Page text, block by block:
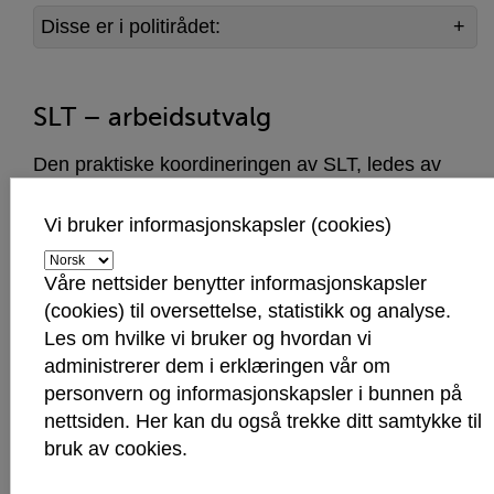
Disse er i politirådet:
SLT – arbeidsutvalg
Den praktiske koordineringen av SLT, ledes av
deles status og utfordringer, systematisere og
koordinere tiltak, prioritere, starte nye tiltak og
evaluere. Gruppens deltagere kan fatte
beslutninger og sette inn ressurser. De møtes hver
andre måned.
Disse er i SLT- arbeidsutvalget:
SLT - Utøvende nivå
Vi bruker informasjonskapsler (cookies)
Våre nettsider benytter informasjonskapsler
(cookies) til oversettelse, statistikk og analyse.
Les om hvilke vi bruker og hvordan vi
administrerer dem i erklæringen vår om
personvern og informasjonskapsler i bunnen på
nettsiden. Her kan du også trekke ditt samtykke til
bruk av cookies.